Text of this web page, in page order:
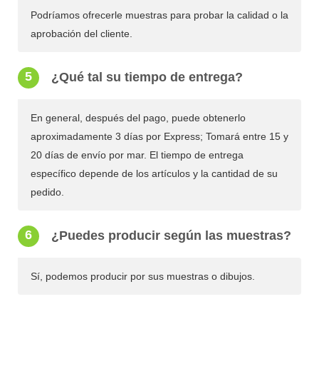
Podríamos ofrecerle muestras para probar la calidad o la
aprobación del cliente.
5 ¿Qué tal su tiempo de entrega?
En general, después del pago, puede obtenerlo
aproximadamente 3 días por Express; Tomará entre 15 y
20 días de envío por mar. El tiempo de entrega
específico depende de los artículos y la cantidad de su
pedido.
6 ¿Puedes producir según las muestras?
Sí, podemos producir por sus muestras o dibujos.